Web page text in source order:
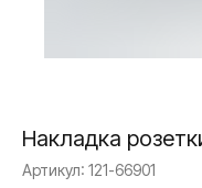
Накладка
Артикул: 121-66901